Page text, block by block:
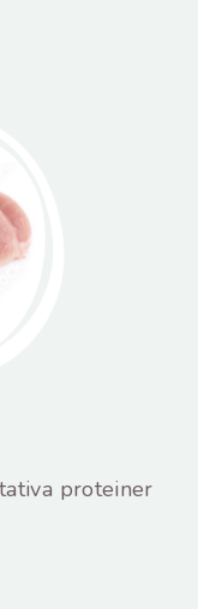
proteiner